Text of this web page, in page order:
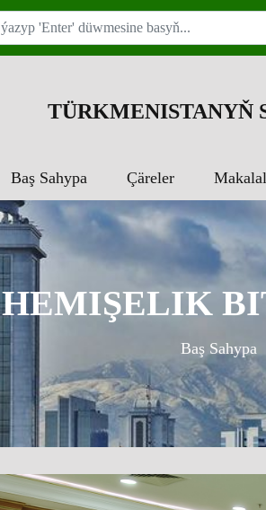
TÜRKMENISTANYŇ
Baş Sahypa Çäreler
HEMIŞELIK
Baş Sahypa